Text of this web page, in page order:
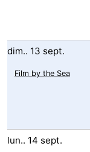
dim.. 13 sept.
Film by the Sea
lun.. 14 sept.